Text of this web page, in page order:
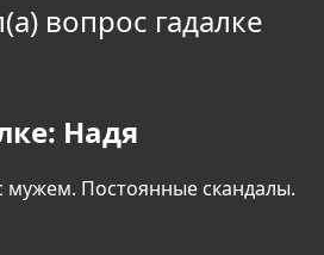
вопрос гадалке
Надя
мужем. Постоянные скандалы.